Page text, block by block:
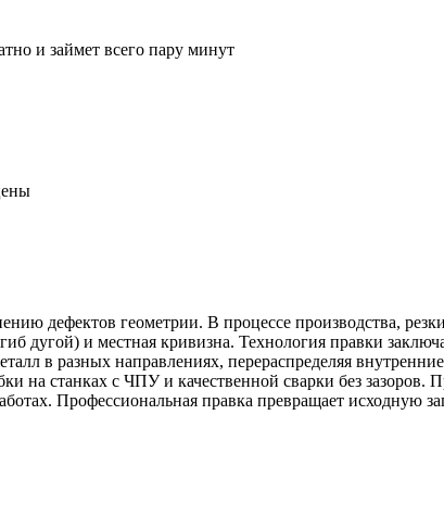
и займет всего пару минут
дефектов геометрии. В процессе производства,
дугой) и местная кривизна. Технология правки
в разных направлениях, перераспределяя
на станках с ЧПУ и качественной сварки без
Профессиональная правка превращает исходную